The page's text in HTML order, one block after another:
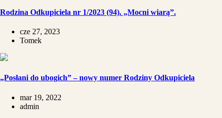
Rodzina Odkupiciela nr 1/2023 (94). „Mocni wiarą”.
cze 27, 2023
Tomek
„Posłani do ubogich” – nowy numer Rodziny Odkupiciela
mar 19, 2022
admin